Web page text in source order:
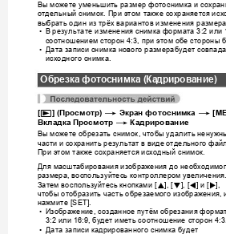
Вы можете уменьшить размер фотоснимка и
отдельный снимок. При этом также сохраняется
выбрать один из трёх вариантов изменения размера
•
В результате изменения снимка формата 3:2 или
соотношением сторон 4:3, при этом обе стороны
•
Дата записи снимка нового размерабудет
исходного снимка.
Обрезка фотоснимка (Кадрирование)
p ] (Просмотр) * Экран фотоснимка *
Вкладка Просмотр * Кадрирование
Вы можете обрезать снимок, чтобы удалить
части и сохранить результат в виде отдельного фай
При этом также сохраняется исходный снимок.
Для масштабирования изображения до не
размера, воспользуйтесь контроллером увеличения.
Затем воспользуйтесь кнопками 8 ], [ 2 ], [ 4 ] и 6 ],
чтобы отобразить часть обрезаемого изображения,
нажмите [SET].
•
Изображение, созданное путём обрезания
3:2 или 16:9, будет иметь соотношение сторон 4:3.
• Дата записи кадрированного снимка будет